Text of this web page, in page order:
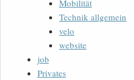
Mobilität
Technik allgemein
velo
website
job
Privates